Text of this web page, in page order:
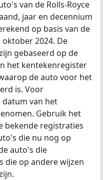
van de Rolls-Royce
jaar en decennium
op basis van de
2024. De
gebaseerd op de
het kentekenregister
de auto voor het
is. Voor
van het
Gebruik het
bekende registraties
die nu nog op
auto's die
die op andere wijzen